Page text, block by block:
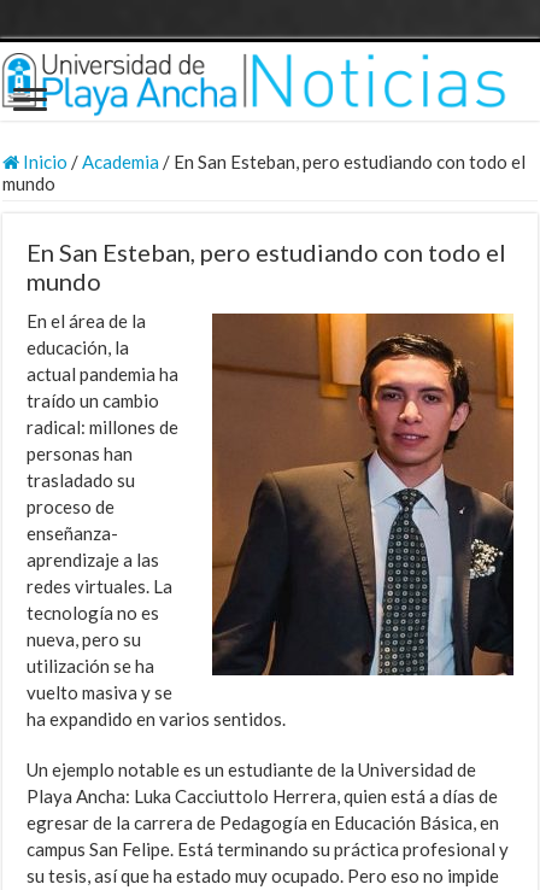
Inicio /Academia/ En San Esteban, pero estudiando con todo el
mundo
En San Esteban, pero estudiando con todo el
mundo
En el área de la
educación, la
actual pandemia ha
traído un cambio
radical: millones de
personas han
trasladado su
proceso de
enseñanza-
aprendizaje a las
redes virtuales. La
tecnología no es
nueva, pero su
utilización se ha
vuelto masiva y se
ha expandido en varios sentidos.
Un ejemplo notable es un estudiante de la Universidad de
Playa Ancha: Luka Cacciuttolo Herrera, quien está a días de
egresar de la carrera de Pedagogía en Educación Básica, en
campus San Felipe. Está terminando su práctica profesional y
su tesis, así que ha estado muy ocupado. Pero eso no impide